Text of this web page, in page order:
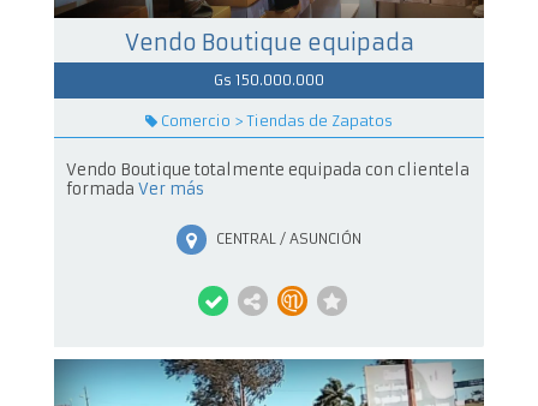
Vendo Boutique equipada
Gs 150.000.000
Comercio > Tiendas de Zapatos
Vendo Boutique totalmente equipada con clientela
formada Ver más
CENTRAL / ASUNCIÓN